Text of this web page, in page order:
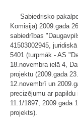
Sabiedrisko
Komisija) 2009.gada
sabiedrības
41503002945,
5401 (turpmāk - AS
18.novembra ielā 4,
projektu (2009.gada
12.novembrī un
precizējumu ar papildu
11.1/1897, 2009.gada
projekts).